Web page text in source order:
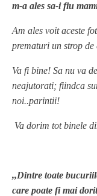
m-a ales sa-i fiu
Am ales voit aceste
prematuri un strop
Va fi bine! Sa nu va
neajutorati; fiindca
noi..parintii!
Va dorim tot binele
,,Dintre toate
care poate fi mai